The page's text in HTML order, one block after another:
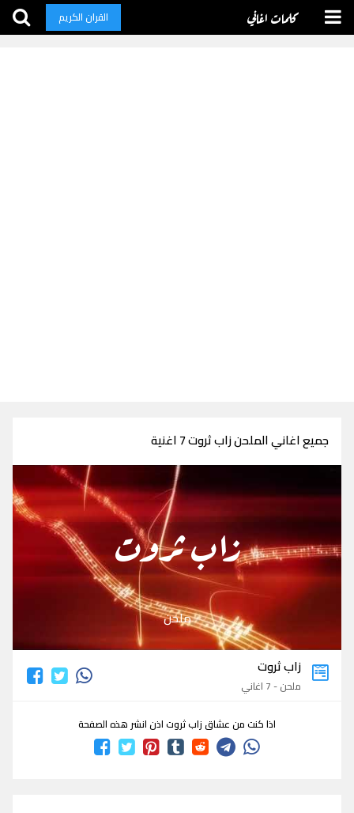
كلمات اغاني القران الكريم
جميع اغاني الملحن زاب ثروت 7 اغنية
زاب ثروت
ملحن
زاب ثروت
ملحن - 7 اغاني
اذا كنت من عشاق زاب ثروت اذن انشر هذه الصفحة